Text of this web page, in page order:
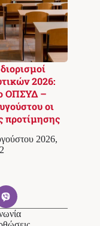
2026:
ΟΠΣΥΔ –
οι
προτίμησης
2026,